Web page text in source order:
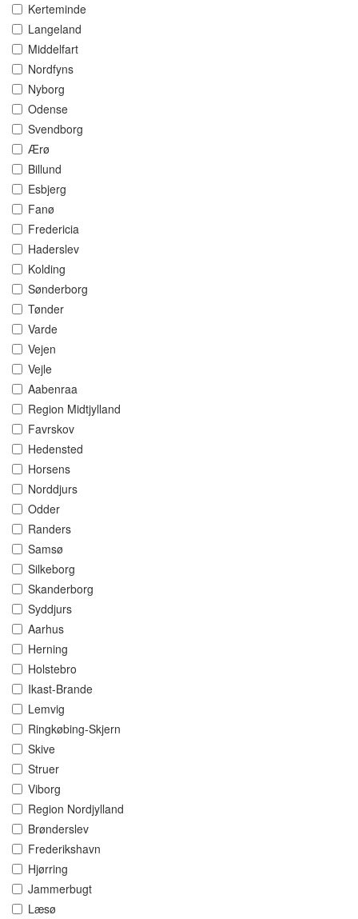
Kerteminde
Langeland
Middelfart
Nordfyns
Nyborg
Odense
Svendborg
Ærø
Billund
Esbjerg
Fanø
Fredericia
Haderslev
Kolding
Sønderborg
Tønder
Varde
Vejen
Vejle
Aabenraa
Region Midtjylland
Favrskov
Hedensted
Horsens
Norddjurs
Odder
Randers
Samsø
Silkeborg
Skanderborg
Syddjurs
Aarhus
Herning
Holstebro
Ikast-Brande
Lemvig
Ringkøbing-Skjern
Skive
Struer
Viborg
Region Nordjylland
Brønderslev
Frederikshavn
Hjørring
Jammerbugt
Læsø